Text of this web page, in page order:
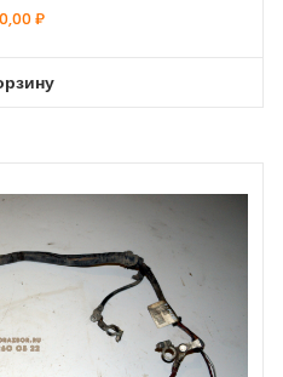
₽